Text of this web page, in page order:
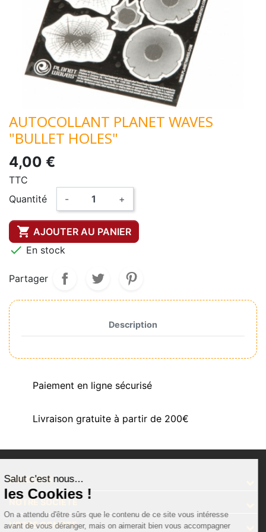
AUTOCOLLANT PLANET WAVES
"BULLET HOLES"
4,00 €
TTC
Quantité
- +
 AJOUTER AU PANIER
 En stock
Partager
Description
Paiement en ligne sécurisé
Livraison gratuite à partir de 200€
PRODUITS
NOTRE SOCIÉTÉ
VOTRE COMPTE
Salut c'est nous...
les Cookies !
On a attendu d'être sûrs que le contenu de ce site vous intéresse
avant de vous déranger, mais on aimerait bien vous accompagner